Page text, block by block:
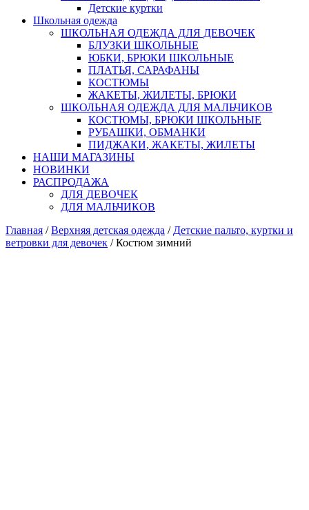
Детские куртки
Школьная одежда
ШКОЛЬНАЯ ОДЕЖДА ДЛЯ ДЕВОЧЕК
БЛУЗКИ ШКОЛЬНЫЕ
ЮБКИ, БРЮКИ ШКОЛЬНЫЕ
ПЛАТЬЯ, САРАФАНЫ
КОСТЮМЫ
ЖАКЕТЫ, ЖИЛЕТЫ, БРЮКИ
ШКОЛЬНАЯ ОДЕЖДА ДЛЯ МАЛЬЧИКОВ
КОСТЮМЫ, БРЮКИ ШКОЛЬНЫЕ
РУБАШКИ, ОБМАНКИ
ПИДЖАКИ, ЖАКЕТЫ, ЖИЛЕТЫ
НАШИ МАГАЗИНЫ
НОВИНКИ
РАСПРОДАЖА
ДЛЯ ДЕВОЧЕК
ДЛЯ МАЛЬЧИКОВ
Главная /Верхняя детская одежда / Детские пальто, куртки и
ветровки для девочек / Костюм зимний